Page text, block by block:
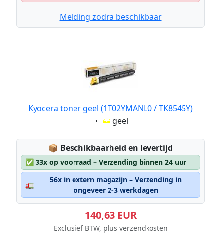
Melding zodra beschikbaar
Kyocera toner geel (1T02YMANL0 / TK8545Y)
Eigenschaft:
geel
📦 Lagerstatus:
Beschikbaarheid en levertijd
✅ 33x op voorraad – Verzending binnen 24 uur
🚛
56x in extern magazijn – Verzending in
ongeveer 2-3 werkdagen
140,63 EUR
Exclusief BTW, plus verzendkosten